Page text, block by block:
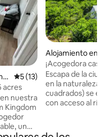
Calificación promedio: 5 de
5 (13)
acres
nuestra
Kingdom
un
Alojamiento en
¡Acogedora casa
río Brazos!
Escapa de la
en la naturaleza. Esta casa (720 pies
cuadrados) se
con acceso al río
tiene vistas que